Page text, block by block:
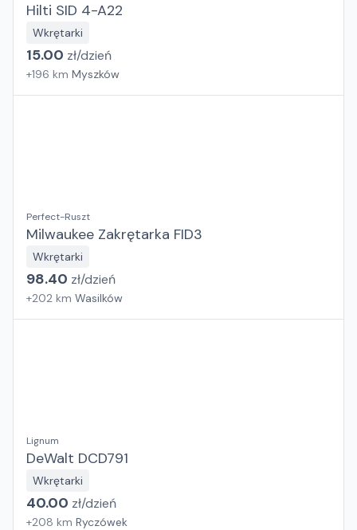
Hilti SID 4-A22
Wkrętarki
15.00 zł/dzień
+196 km Myszków
Perfect-Ruszt
Milwaukee Zakrętarka FID3
Wkrętarki
98.40 zł/dzień
+202 km Wasilków
Lignum
DeWalt DCD791
Wkrętarki
40.00 zł/dzień
+208 km Ryczówek